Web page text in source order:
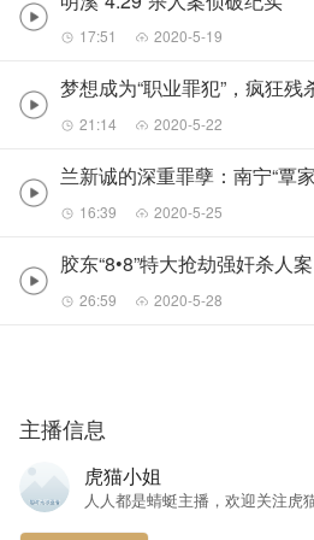
17:51 2020-5-19
梦想成为“职业罪犯”，疯狂残
21:14 2020-5-22
兰新诚的深重罪孽：南宁“覃
16:39 2020-5-25
胶东“8•8”特大抢劫强奸杀人案
26:59 2020-5-28
主播信息
虎猫小姐
人人都是蜻蜓主播，欢迎关注虎